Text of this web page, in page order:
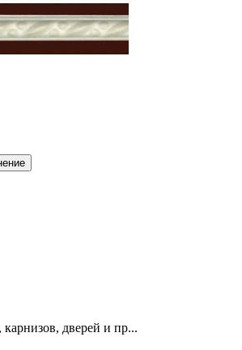
дверей и пр...